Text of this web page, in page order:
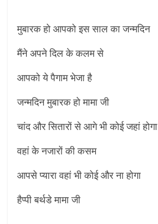
मुबारक हो आपको इस साल का जन्मदिन
मैंने अपने दिल के कलम से
आपको ये पैगाम भेजा है
जन्मदिन मुबारक हो मामा जी
चांद और सितारों से आगे भी कोई जहां होगा
वहां के नजारों की कसम
आपसे प्यारा वहां भी कोई और ना होगा
हैप्पी बर्थडे मामा जी